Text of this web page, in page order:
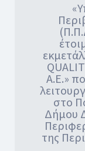
Α.Ε.»
στο
Δήμου
της